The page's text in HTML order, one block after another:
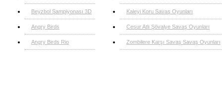
Beyzbol Şampiyonası 3D
Angry Birds
Angry Birds Rio
Kaleyi Koru Savaş Oyunları
Cesur Atlı Şövalye Savaş Oyunları
Zombilere Karşı Savaş Savaş Oyunları